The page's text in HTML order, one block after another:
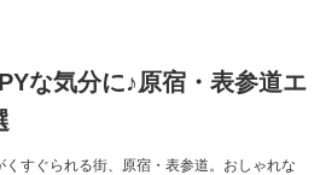
な気分に♪原宿・表参道エ
すぐられる街、原宿・表参道。おしゃれな